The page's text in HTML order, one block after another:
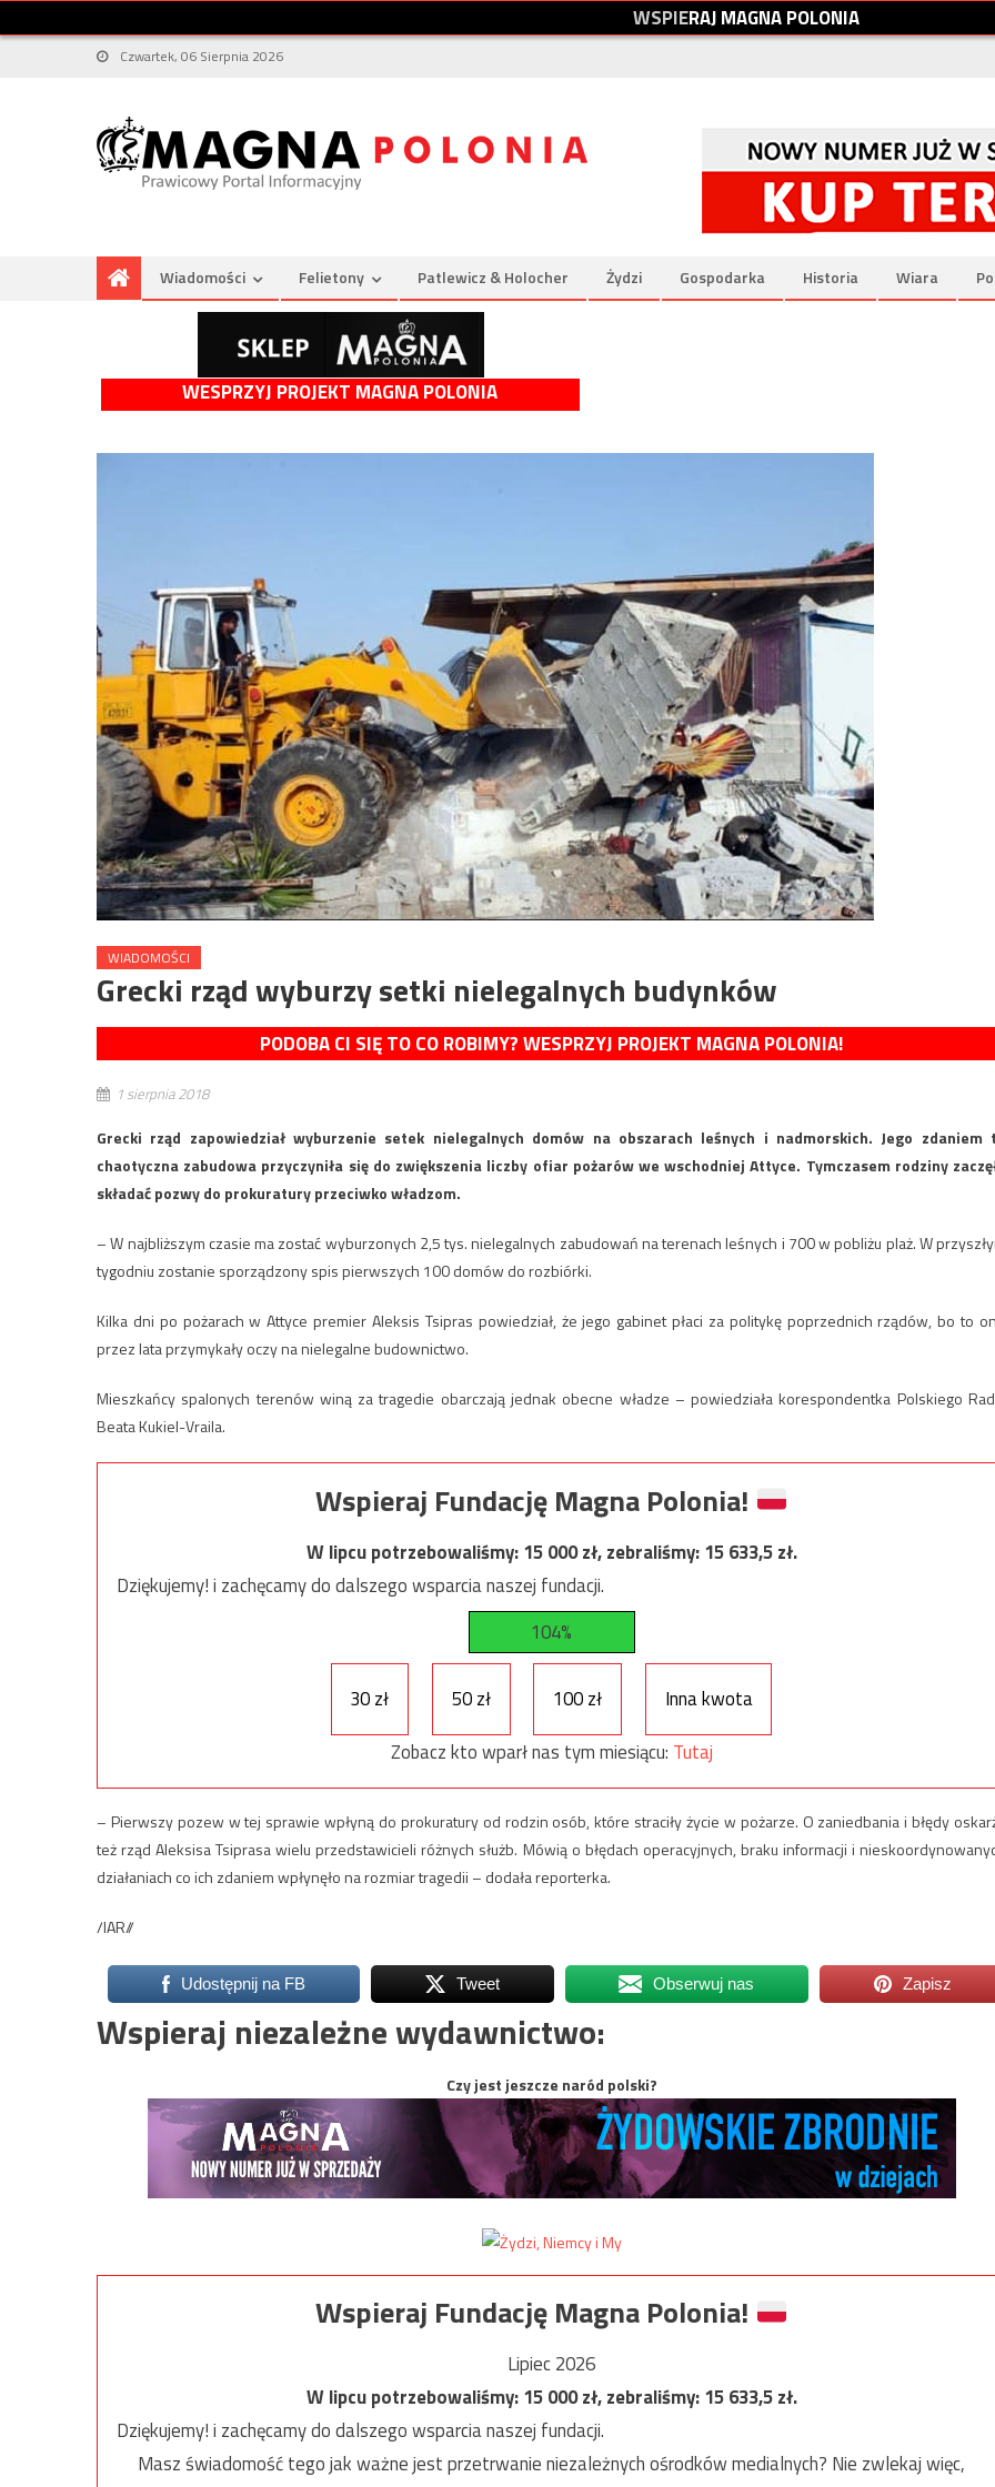
WSPIERAJMAGNAPOLONIA
Czwartek, 06 Sierpnia 2026
Wiadomości Felietony Patlewicz & Holocher Żydzi Gospodarka Historia Wiara
WESPRZYJ PROJEKT MAGNA POLONIA
WIADOMOŚCI
Grecki rząd wyburzy setki nielegalnych budynków
PODOBA CI SIĘ TO CO ROBIMY? WESPRZYJ PROJEKT MAGNA POLONIA!
1 sierpnia 2018
Grecki rząd zapowiedział wyburzenie setek nielegalnych domów na obszarach leśnych i nadmorskich. Jego zdaniem
chaotyczna zabudowa przyczyniła się do zwiększenia liczby ofiar pożarów we wschodniej Attyce. Tymczasem rodziny
składać pozwy do prokuratury przeciwko władzom.
– W najbliższym czasie ma zostać wyburzonych 2,5 tys. nielegalnych zabudowań na terenach leśnych i 700 w pobliżu plaż. W
tygodniu zostanie sporządzony spis pierwszych 100 domów do rozbiórki.
Kilka dni po pożarach w Attyce premier Aleksis Tsipras powiedział, że jego gabinet płaci za politykę poprzednich rządów, bo to
przez lata przymykały oczy na nielegalne budownictwo.
Mieszkańcy spalonych terenów winą za tragedie obarczają jednak obecne władze – powiedziała korespondentka Polskiego
Beata Kukiel-Vraila.
Wspieraj Fundację Magna Polonia!
W lipcu potrzebowaliśmy:15 000zł, zebraliśmy:15 633,5zł.
Dziękujemy! i zachęcamy do dalszego wsparcia naszej fundacji.
104%
30 zł 50 zł 100 zł
Inna kwota
Zobacz kto wparł nas tym miesiącu: Tutaj
– Pierwszy pozew w tej sprawie wpłyną do prokuratury od rodzin osób, które straciły życie w pożarze. O zaniedbania i błędy
też rząd Aleksisa Tsiprasa wielu przedstawicieli różnych służb. Mówią o błędach operacyjnych, braku informacji i
działaniach co ich zdaniem wpłynęło na rozmiar tragedii – dodała reporterka.
/IAR//
Udostępnij na FB Tweet Obserwuj nas Zapisz
Wspieraj niezależne wydawnictwo:
Czy jest jeszcze naród polski?
Wspieraj Fundację Magna Polonia!
Lipiec 2026
W lipcu potrzebowaliśmy:15 000zł, zebraliśmy:15 633,5zł.
Dziękujemy! i zachęcamy do dalszego wsparcia naszej fundacji.
Masz świadomość tego jak ważne jest przetrwanie niezależnych ośrodków medialnych? Nie zwlekaj więc,